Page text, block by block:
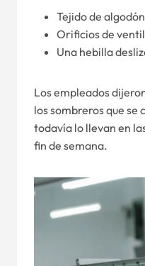
Tejido de
Orificios de
Una hebilla
Los empleados
los sombreros que se
todavía lo llevan en
fin de semana.